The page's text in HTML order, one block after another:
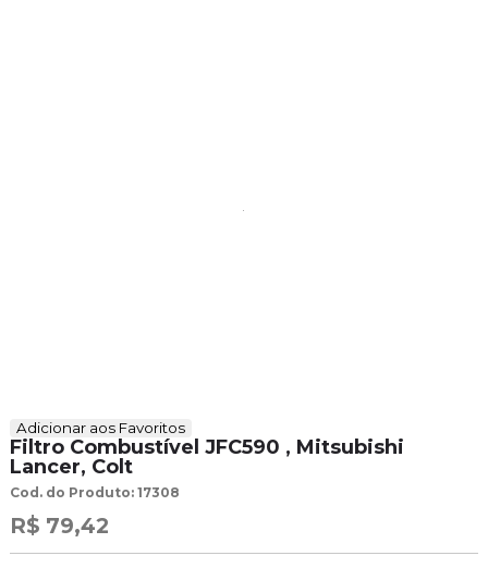
Adicionar aos Favoritos
Filtro Combustível JFC590 , Mitsubishi
Lancer, Colt
Cod. do Produto: 17308
R$ 79,42